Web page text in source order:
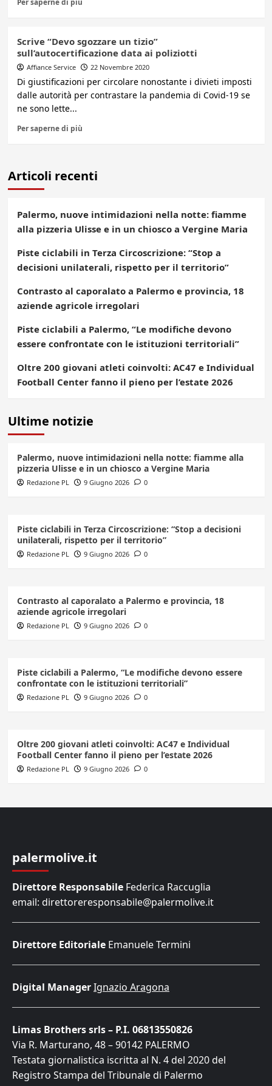
Per saperne di più
Scrive “Devo sgozzare un tizio”
sull’autocertificazione data ai poliziotti
Affiance Service 22 Novembre 2020
Di giustificazioni per circolare nonostante i divieti imposti
dalle autorità per contrastare la pandemia di Covid-19 se
ne sono lette...
Per saperne di più
Articoli recenti
Palermo, nuove intimidazioni nella notte: fiamme
alla pizzeria Ulisse e in un chiosco a Vergine Maria
Piste ciclabili in Terza Circoscrizione: “Stop a
decisioni unilaterali, rispetto per il territorio”
Contrasto al caporalato a Palermo e provincia, 18
aziende agricole irregolari
Piste ciclabili a Palermo, “Le modifiche devono
essere confrontate con le istituzioni territoriali”
Oltre 200 giovani atleti coinvolti: AC47 e Individual
Football Center fanno il pieno per l’estate 2026
Ultime notizie
Palermo, nuove intimidazioni nella notte: fiamme alla
pizzeria Ulisse e in un chiosco a Vergine Maria
Redazione PL 9 Giugno 2026 0
Piste ciclabili in Terza Circoscrizione: “Stop a decisioni
unilaterali, rispetto per il territorio”
Redazione PL 9 Giugno 2026 0
Contrasto al caporalato a Palermo e provincia, 18
aziende agricole irregolari
Redazione PL 9 Giugno 2026 0
Piste ciclabili a Palermo, “Le modifiche devono essere
confrontate con le istituzioni territoriali”
Redazione PL 9 Giugno 2026 0
Oltre 200 giovani atleti coinvolti: AC47 e Individual
Football Center fanno il pieno per l’estate 2026
Redazione PL 9 Giugno 2026 0
palermolive.it
Direttore Responsabile Federica Raccuglia
email: direttoreresponsabile@palermolive.it
Direttore Editoriale Emanuele Termini
Digital ManagerIgnazio Aragona
Limas Brothers srls – P.I. 06813550826
Via R. Marturano, 48 – 90142 PALERMO
Testata giornalistica iscritta al N. 4 del 2020 del
Registro Stampa del Tribunale di Palermo